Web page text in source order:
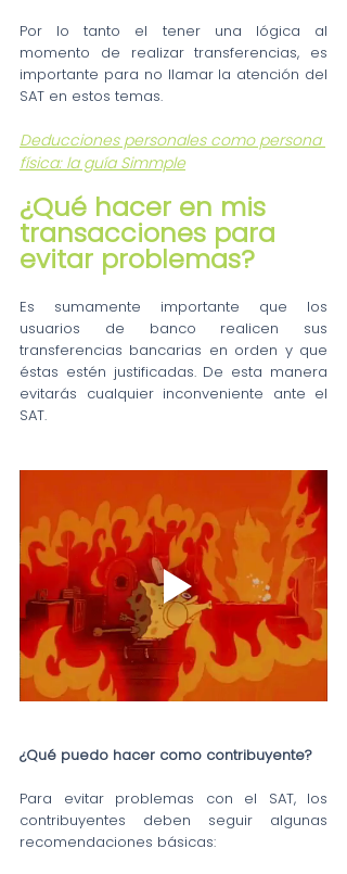
Por lo tanto el tener una lógica al
momento de realizar transferencias, es
importante para no llamar la atención del
SAT en estos temas.
Deducciones personales como persona
física: la guía Simmple
¿Qué hacer en mis
transacciones para
evitar problemas?
Es sumamente importante que los
usuarios de banco realicen sus
transferencias bancarias en orden y que
éstas estén justificadas. De esta manera
evitarás cualquier inconveniente ante el
SAT.
¿Qué puedo hacer como contribuyente?
Para evitar problemas con el SAT, los
contribuyentes deben seguir algunas
recomendaciones básicas: